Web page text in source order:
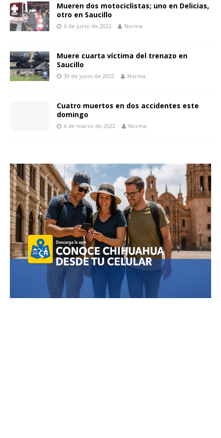
Mueren dos motociclistas; uno en Delicias,
otro en Saucillo
6 de junio de 2022 Norma
Muere cuarta víctima del trenazo en
Saucillo
30 de junio de 2022 Norma
Cuatro muertos en dos accidentes este
domingo
6 de marzo de 2022 Norma